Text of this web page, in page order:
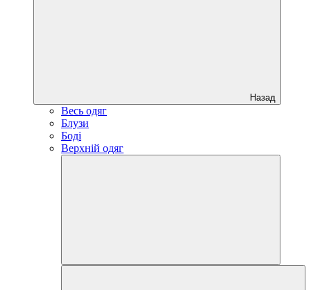
Назад
Весь одяг
Блузи
Боді
Верхній одяг